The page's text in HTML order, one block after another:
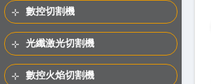
數控切割機
光纖激光切割機
數控火焰切割機